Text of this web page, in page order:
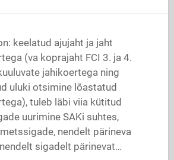
keelatud ajujaht ja jaht
(va koprajaht FCI 3. ja 4.
jahikoertega ning
uluki otsimine lõastatud
tuleb läbi viia kütitud
uurimine SAKi suhtes,
nendelt pärineva
nendelt sigadelt pärinevat…